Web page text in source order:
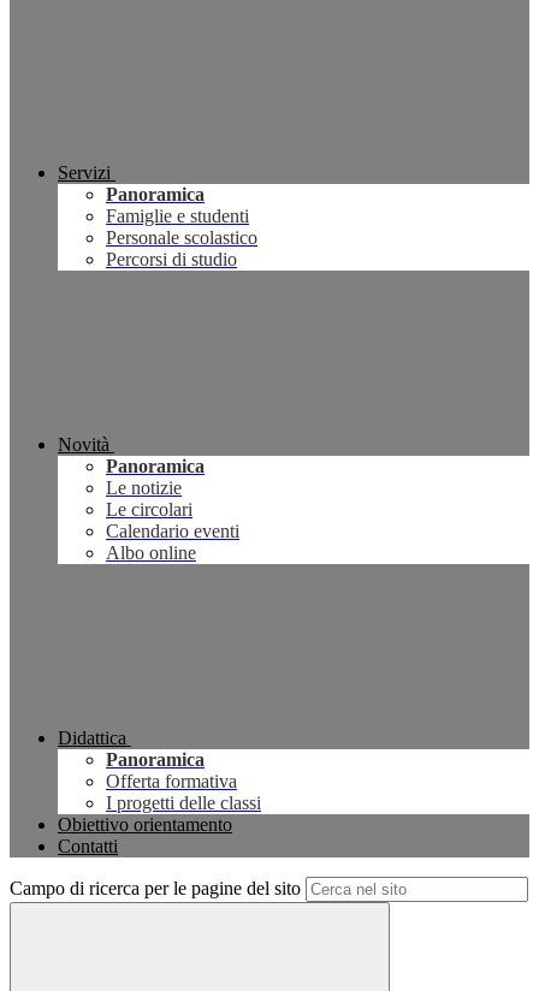
Servizi
Panoramica
Famiglie e studenti
Personale scolastico
Percorsi di studio
Novità
Panoramica
Le notizie
Le circolari
Calendario eventi
Albo online
Didattica
Panoramica
Offerta formativa
I progetti delle classi
Obiettivo orientamento
Contatti
Campo di ricerca per le pagine del sito